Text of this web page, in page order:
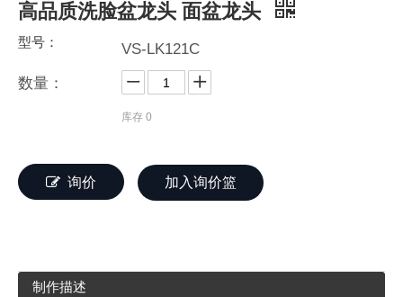
高品质洗脸盆龙头 面盆龙头
型号：
VS-LK121C
数量：
库存 0
询价 加入询价篮
制作描述